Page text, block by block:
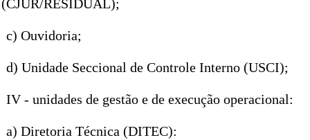
(CJUR/RESIDUAL);
c) Ouvidoria;
d) Unidade Seccional de Controle Interno (USCI);
IV - unidades de gestão e de execução operacional:
a) Diretoria Técnica (DITEC):